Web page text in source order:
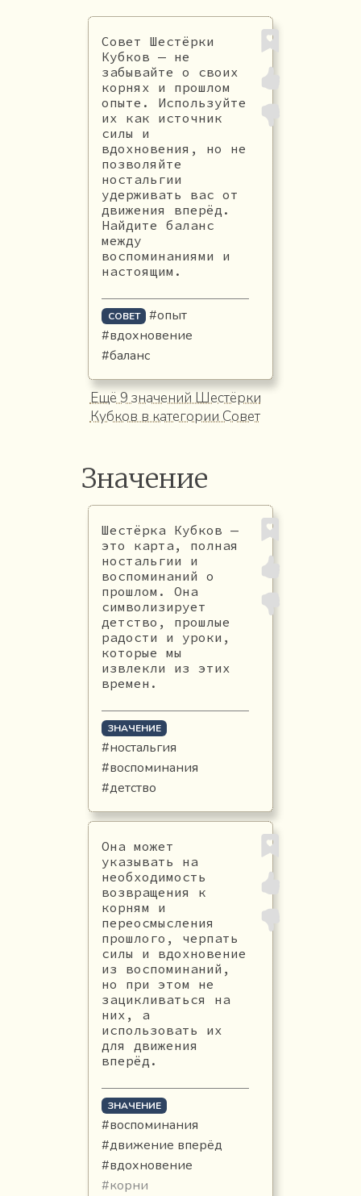
Совет Шестёрки
Кубков — не
забывайте о своих
корнях и прошлом
опыте. Используйте
их как источник
силы и
вдохновения, но не
позволяйте
ностальгии
удерживать вас от
движения вперёд.
Найдите баланс
между
воспоминаниями и
настоящим.
СОВЕТ
#опыт
#вдохновение
#баланс
Ещё 9 значений Шестёрки
Кубков в категории Совет
Значение
Шестёрка Кубков —
это карта, полная
ностальгии и
воспоминаний о
прошлом. Она
символизирует
детство, прошлые
радости и уроки,
которые мы
извлекли из этих
времен.
ЗНАЧЕНИЕ
#ностальгия
#воспоминания
#детство
Она может
указывать на
необходимость
возвращения к
корням и
переосмысления
прошлого, черпать
силы и вдохновение
из воспоминаний,
но при этом не
зацикливаться на
них, а
использовать их
для движения
вперёд.
ЗНАЧЕНИЕ
#воспоминания
#движение вперёд
#вдохновение
#корни